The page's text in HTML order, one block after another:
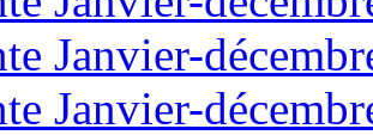
Janvier-
Janvier-